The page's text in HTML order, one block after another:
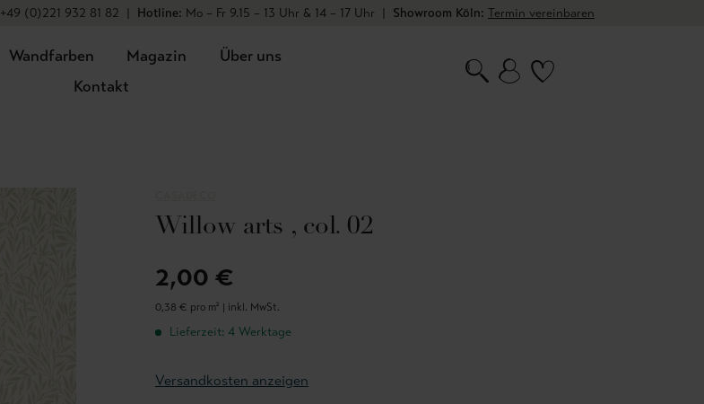
+49 (0)221 932 81 82 | Hotline: Mo – Fr 9.15 – 13 Uhr & 14 – 17 Uhr | Showroom Köln: Termin vereinbaren
Wandfarben Magazin
Über uns
Kontakt
Willow arts , col. 02
2,00 €
0,38 € pro m² | inkl. MwSt.
Lieferzeit: 4 Werktage
Versandkosten anzeigen